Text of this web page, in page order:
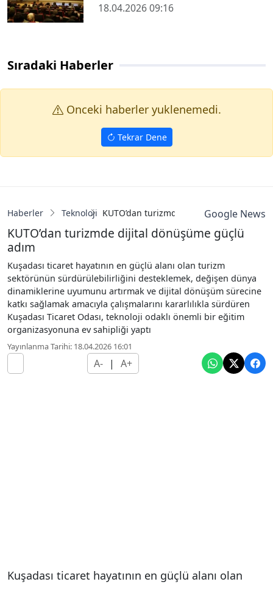
18.04.2026 09:16
Sıradaki Haberler
Onceki haberler yuklenemedi.
Tekrar Dene
Haberler Teknoloji KUTO’dan turizmde dijital dönüşüme
Google News
KUTO’dan turizmde dijital dönüşüme güçlü
adım
Kuşadası ticaret hayatının en güçlü alanı olan turizm
sektörünün sürdürülebilirliğini desteklemek, değişen dünya
dinamiklerine uyumunu artırmak ve dijital dönüşüm sürecine
katkı sağlamak amacıyla çalışmalarını kararlılıkla sürdüren
Kuşadası Ticaret Odası, teknoloji odaklı önemli bir eğitim
organizasyonuna ev sahipliği yaptı
Yayınlanma Tarihi: 18.04.2026 16:01
A- | A+
Kuşadası ticaret hayatının en güçlü alanı olan